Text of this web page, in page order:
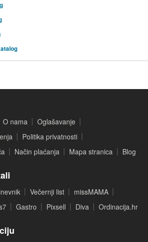
O nama
Oglašavanje
Politika privatnosti
Način plaćanja Mapa stranica Blog
Večernji list
missMAMA
Gastro Pixsell Diva Ordinacija.hr